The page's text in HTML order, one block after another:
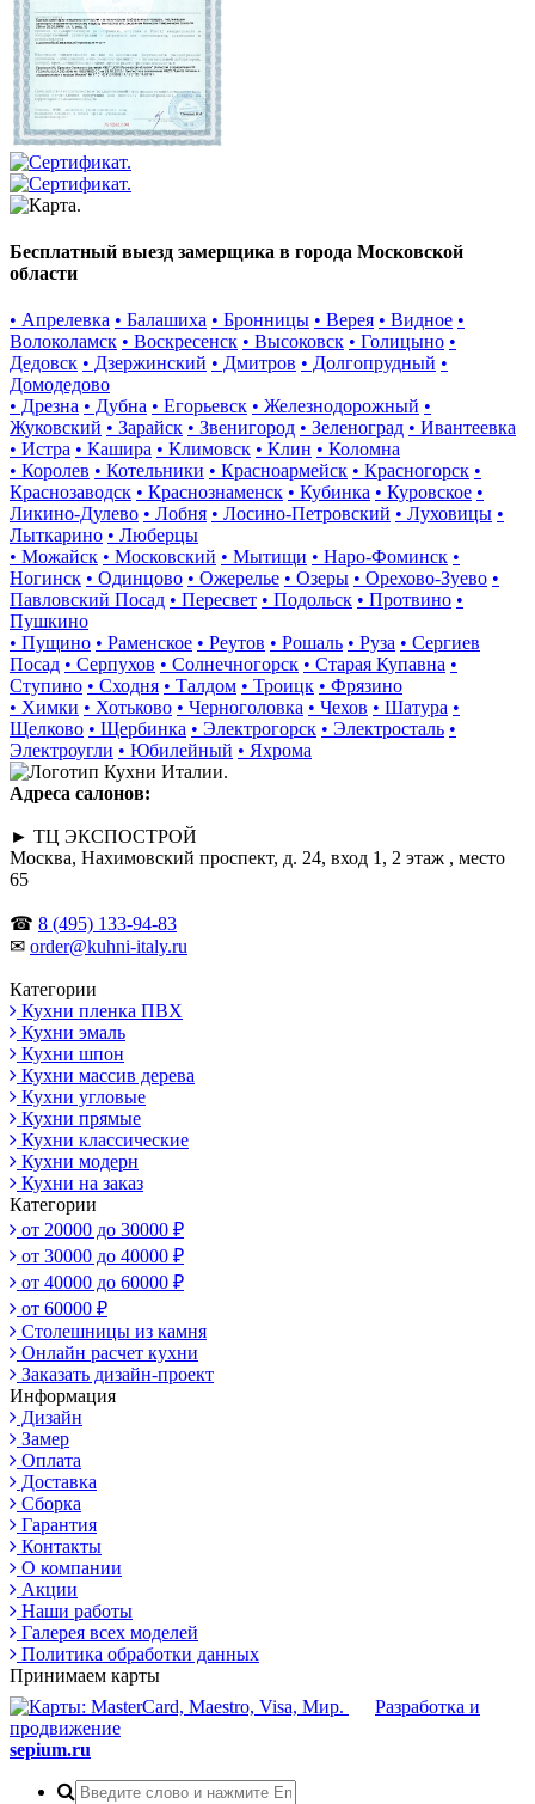
Бесплатный выезд замерщика в города Московской
области
• Апрелевка • Балашиха • Бронницы • Верея • Видное •
Волоколамск • Воскресенск • Высоковск • Голицыно •
Дедовск • Дзержинский • Дмитров • Долгопрудный •
Домодедово
• Дрезна • Дубна • Егорьевск • Железнодорожный •
Жуковский • Зарайск • Звенигород • Зеленоград • Ивантеевка
• Истра • Кашира • Климовск • Клин • Коломна
• Королев • Котельники • Красноармейск • Красногорск •
Краснозаводск • Краснознаменск • Кубинка • Куровское •
Ликино-Дулево • Лобня • Лосино-Петровский • Луховицы •
Лыткарино • Люберцы
• Можайск • Московский • Мытищи • Наро-Фоминск •
Ногинск • Одинцово • Ожерелье • Озеры • Орехово-Зуево •
Павловский Посад • Пересвет • Подольск • Протвино •
Пушкино
• Пущино • Раменское • Реутов • Рошаль • Руза • Сергиев
Посад • Серпухов • Солнечногорск • Старая Купавна •
Ступино • Сходня • Талдом • Троицк • Фрязино
• Химки • Хотьково • Черноголовка • Чехов • Шатура •
Щелково • Щербинка • Электрогорск • Электросталь •
Электроугли • Юбилейный • Яхрома
Адреса салонов:
► ТЦ ЭКСПОСТРОЙ
Москва, Нахимовский проспект, д. 24, вход 1, 2 этаж , место
65
☎ 8 (495) 133-94-83
✉ order@kuhni-italy.ru
Категории
Кухни пленка ПВХ
Кухни эмаль
Кухни шпон
Кухни массив дерева
Кухни угловые
Кухни прямые
Кухни классические
Кухни модерн
Кухни на заказ
Категории
от 20000 до 30000 ₽
от 30000 до 40000 ₽
от 40000 до 60000 ₽
от 60000 ₽
Столешницы из камня
Онлайн расчет кухни
Заказать дизайн-проект
Информация
Дизайн
Замер
Оплата
Доставка
Сборка
Гарантия
Контакты
О компании
Акции
Наши работы
Галерея всех моделей
Политика обработки данных
Принимаем карты
Разработка и
продвижение
sepium.ru